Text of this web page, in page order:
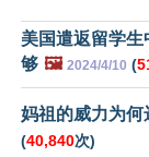
美国遣返留学
够 🖼️ 2024/4/10 (
妈祖的威力为何
(40,840次)